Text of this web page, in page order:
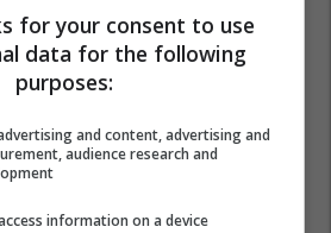
Zvicrafor your consent to use
data for the following
purposes:
and content, advertising and
audience research and
information on a device